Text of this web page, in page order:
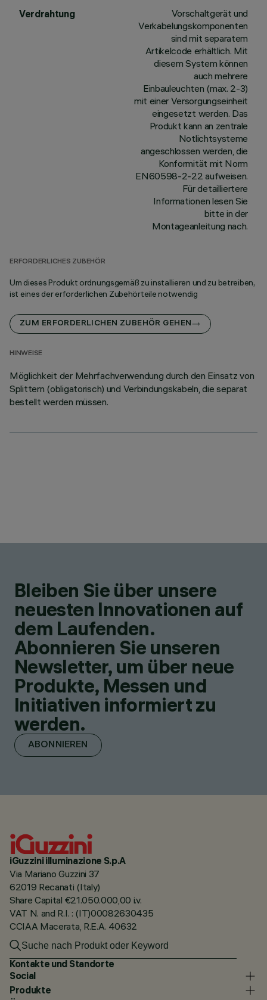
Verdrahtung
Vorschaltgerät und
Verkabelungskomponenten
sind mit separatem
Artikelcode erhältlich. Mit
diesem System können
auch mehrere
Einbauleuchten (max. 2-3)
mit einer Versorgungseinheit
eingesetzt werden. Das
Produkt kann an zentrale
Notlichtsysteme
angeschlossen werden, die
Konformität mit Norm
EN60598-2-22 aufweisen.
Für detailliertere
Informationen lesen Sie
bitte in der
Montageanleitung nach.
ERFORDERLICHES ZUBEHÖR
Um dieses Produkt ordnungsgemäß zu installieren und zu betreiben,
ist eines der erforderlichen Zubehörteile notwendig
ZUM ERFORDERLICHEN ZUBEHÖR GEHEN
HINWEISE
Möglichkeit der Mehrfachverwendung durch den Einsatz von
Splittern (obligatorisch) und Verbindungskabeln, die separat
bestellt werden müssen.
Bleiben Sie über unsere
neuesten Innovationen auf
dem Laufenden.
Abonnieren Sie unseren
Newsletter, um über neue
Produkte, Messen und
Initiativen informiert zu
werden.
ABONNIEREN
iGuzzini illuminazione S.p.A
Via Mariano Guzzini 37
62019 Recanati (Italy)
Share Capital €21.050.000,00 i.v.
VAT N. and R.I. : (IT)00082630435
CCIAA Macerata, R.E.A. 40632
Kontakte und Standorte
Social
Produkte